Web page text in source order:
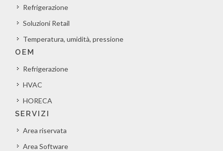
Refrigerazione
Soluzioni Retail
Temperatura, umidità, pressione
OEM
Refrigerazione
HVAC
HORECA
SERVIZI
Area riservata
Area Software